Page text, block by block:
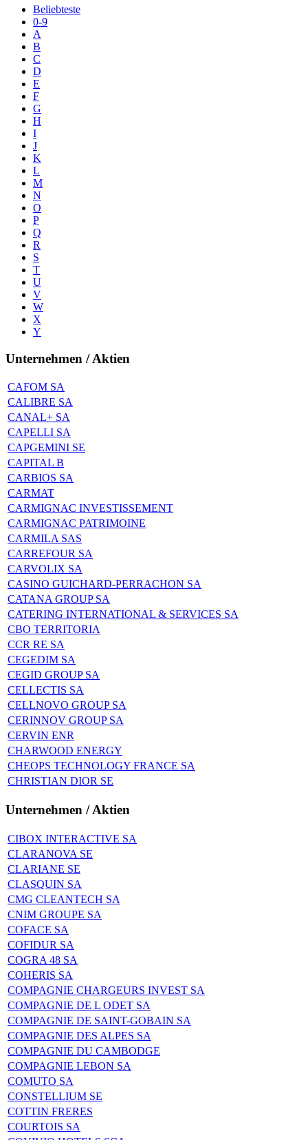
Beliebteste
0-9
A
B
C
D
E
F
G
H
I
J
K
L
M
N
O
P
Q
R
S
T
U
V
W
X
Y
Unternehmen / Aktien
CAFOM SA
CALIBRE SA
CANAL+ SA
CAPELLI SA
CAPGEMINI SE
CAPITAL B
CARBIOS SA
CARMAT
CARMIGNAC INVESTISSEMENT
CARMIGNAC PATRIMOINE
CARMILA SAS
CARREFOUR SA
CARVOLIX SA
CASINO GUICHARD-PERRACHON SA
CATANA GROUP SA
CATERING INTERNATIONAL & SERVICES SA
CBO TERRITORIA
CCR RE SA
CEGEDIM SA
CEGID GROUP SA
CELLECTIS SA
CELLNOVO GROUP SA
CERINNOV GROUP SA
CERVIN ENR
CHARWOOD ENERGY
CHEOPS TECHNOLOGY FRANCE SA
CHRISTIAN DIOR SE
Unternehmen / Aktien
CIBOX INTERACTIVE SA
CLARANOVA SE
CLARIANE SE
CLASQUIN SA
CMG CLEANTECH SA
CNIM GROUPE SA
COFACE SA
COFIDUR SA
COGRA 48 SA
COHERIS SA
COMPAGNIE CHARGEURS INVEST SA
COMPAGNIE DE L ODET SA
COMPAGNIE DE SAINT-GOBAIN SA
COMPAGNIE DES ALPES SA
COMPAGNIE DU CAMBODGE
COMPAGNIE LEBON SA
COMUTO SA
CONSTELLIUM SE
COTTIN FRERES
COURTOIS SA